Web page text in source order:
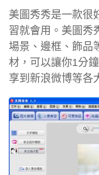
美圖秀秀是一款很
習就會用。美圖秀
場景、邊框、飾品
材，可以讓你1分
享到新浪微博等各